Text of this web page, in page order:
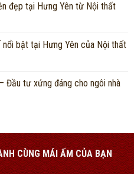
đẹp tại Hưng Yên từ Nội thất
bật tại Hưng Yên của Nội thất
Đầu tư xứng đáng cho ngôi nhà
CÙNG MÁI ẤM CỦA BẠN